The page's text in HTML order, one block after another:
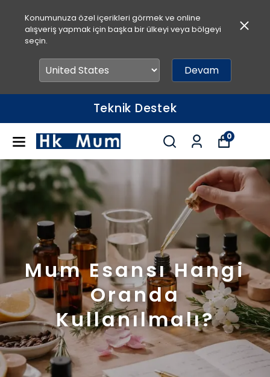
Konumunuza özel içerikleri görmek ve online
alışveriş yapmak için başka bir ülkeyi veya bölgeyi
seçin.
Devam
Hızlı Teslimat
0
Mum Esansı Hangi
Oranda
Kullanılmalı?